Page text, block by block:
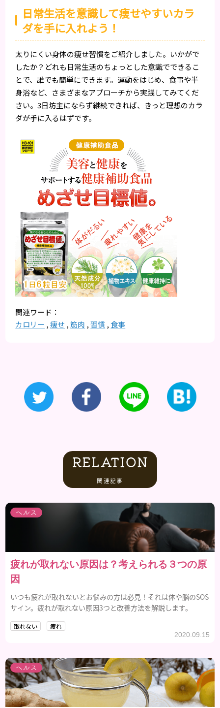
日常生活を意識して痩せやすいカラ
ダを手に入れよう！
太りにくい身体の痩せ習慣をご紹介しました。いかがで
したか？どれも日常生活のちょっとした意識でできるこ
とで、誰でも簡単にできます。運動をはじめ、食事や半
身浴など、さまざまなアプローチから実践してみてくだ
さい。3日坊主にならず継続できれば、きっと理想のカラ
ダが手に入るはずです。
カロリー ,痩せ ,筋肉 ,習慣 , 食事
RELATION
関連記事
ヘルス
疲れが取れない原因は？考えられる３つの原
因
いつも疲れが取れないとお悩みの方は必見！それは体や脳のSOS
サイン。疲れが取れない原因3つと改善方法を解説します。
取れない 疲れ
2020.09.15
ヘルス